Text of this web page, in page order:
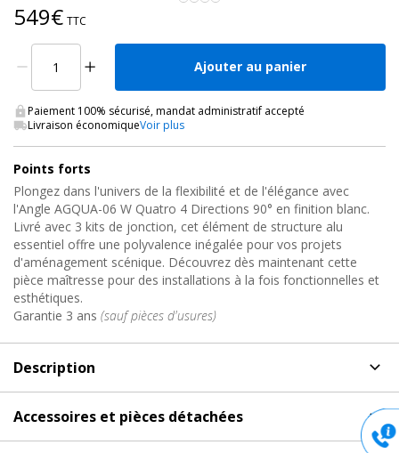
549€ TTC
Ajouter au panier
Paiement 100% sécurisé, mandat administratif accepté
Livraison économiqueVoir plus
Points forts
Plongez dans l'univers de la flexibilité et de l'élégance avec
l'Angle AGQUA-06 W Quatro 4 Directions 90° en finition blanc.
Livré avec 3 kits de jonction, cet élément de structure alu
essentiel offre une polyvalence inégalée pour vos projets
d'aménagement scénique. Découvrez dès maintenant cette
pièce maîtresse pour des installations à la fois fonctionnelles et
esthétiques.
Garantie 3 ans (sauf pièces d'usures)
Description
W Contestage
Accessoires et pièces détachées